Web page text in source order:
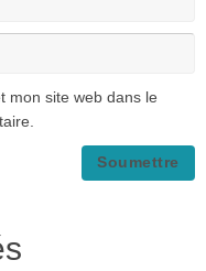
mon site web dans le